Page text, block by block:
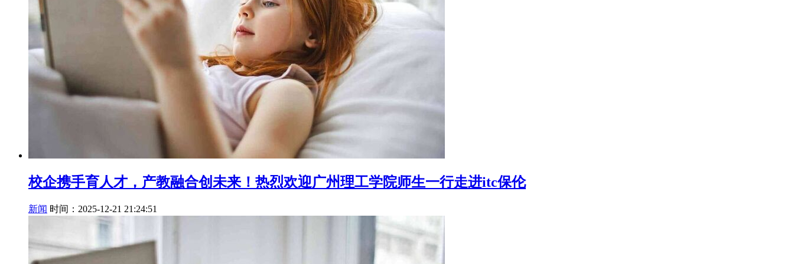
校企携手育人才，产教融合创未来！热烈欢迎广州理工学院师生一行走进itc保伦
新闻 时间：2025-12-21 21:24:51